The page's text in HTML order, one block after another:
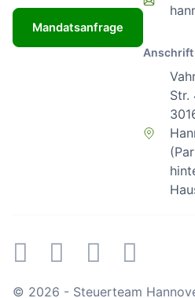
Mandatsanfrage
Anschrift
Str.
© 2026 - Steuerteam